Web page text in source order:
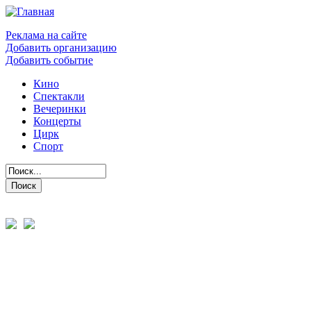
Реклама на сайте
Добавить организацию
Добавить событие
Кино
Спектакли
Вечеринки
Концерты
Цирк
Спорт